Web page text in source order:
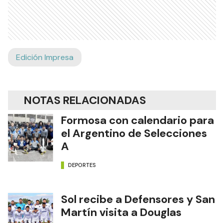
Edición Impresa
NOTAS RELACIONADAS
Formosa con calendario para
el Argentino de Selecciones
A
DEPORTES
Sol recibe a Defensores y San
Martín visita a Douglas